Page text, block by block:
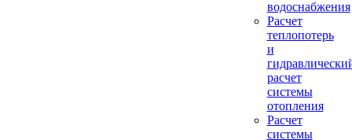
водоснабжения
Расчет
теплопотерь
и
расчет
системы
отопления
Расчет
системы